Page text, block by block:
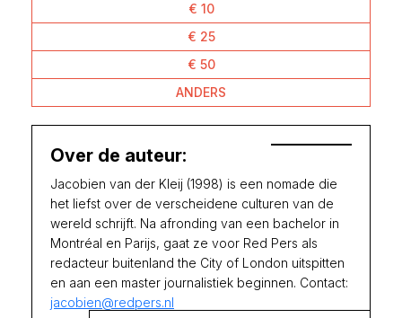
€ 10
€ 25
€ 50
ANDERS
Over de auteur:
Jacobien van der Kleij (1998) is een nomade die
het liefst over de verscheidene culturen van de
wereld schrijft. Na afronding van een bachelor in
Montréal en Parijs, gaat ze voor Red Pers als
redacteur buitenland the City of London uitspitten
en aan een master journalistiek beginnen. Contact:
jacobien@redpers.nl